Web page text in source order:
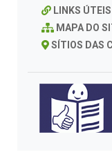
LINKS ÚTEIS
MAPA DO
SÍTIOS DAS